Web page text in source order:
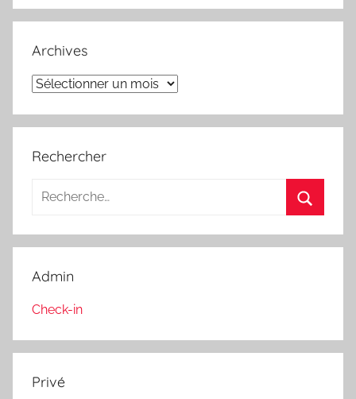
Archives
Archives
Rechercher
Recherche
:
Admin
Check-in
Privé